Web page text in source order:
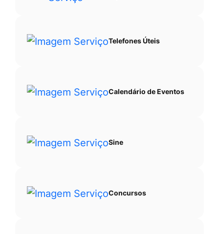
Telefones Úteis
Calendário de Eventos
Sine
Concursos